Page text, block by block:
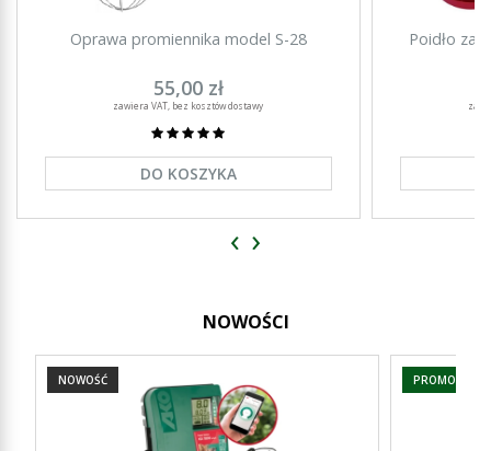
Oprawa promiennika model S-28
55,00 zł
zawiera VAT, bez kosztów dostawy
DO KOSZYKA
Poidło
‹ ›
NOWOŚCI
NOWOŚĆ PROMOCJA